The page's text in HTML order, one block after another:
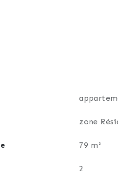
zone
79 m²
2